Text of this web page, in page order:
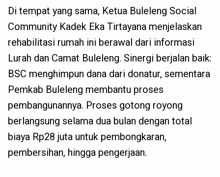
Di tempat yang sama, Ketua Buleleng Social
Community Kadek Eka Tirtayana menjelaskan
rehabilitasi rumah ini berawal dari informasi
Lurah dan Camat Buleleng. Sinergi berjalan baik:
BSC menghimpun dana dari donatur, sementara
Pemkab Buleleng membantu proses
pembangunannya. Proses gotong royong
berlangsung selama dua bulan dengan total
biaya Rp28 juta untuk pembongkaran,
pembersihan, hingga pengerjaan.